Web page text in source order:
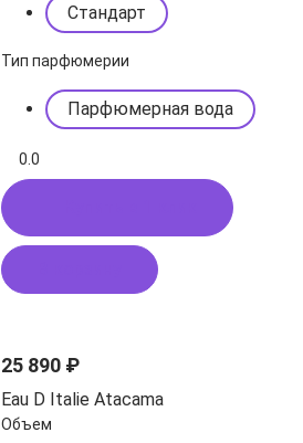
Стандарт
Тип парфюмерии
Парфюмерная вода
0.0
25 890 ₽
Eau D Italie Atacama
Объем